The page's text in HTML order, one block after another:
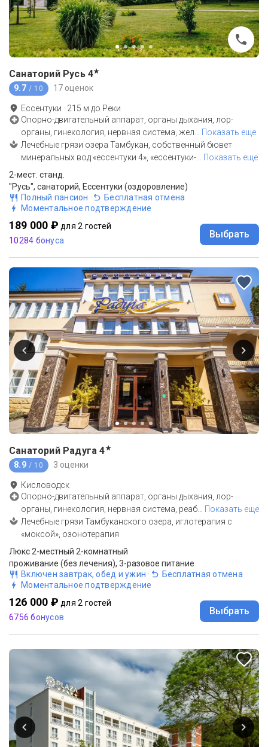
Санаторий Русь 4★
9.7 / 10 17 оценок
Ессентуки · 215 м до Реки
Опорно-двигательный аппарат, органы дыхания, лор-
органы, гинекология, нервная система, жел
Показать еще
Лечебные грязи озера Тамбукан, собственный бювет
минеральных вод «ессентуки 4», «ессентуки-
Показать еще
2-мест. станд.
"Русь", санаторий, Ессентуки (оздоровление)
Полный пансион ·
Бесплатная отмена
Моментальное подтверждение
189 000 ₽ для 2 гостей
10284 бонуса
Выбрать
Санаторий Радуга 4★
8.9 / 10 3 оценки
Кисловодск
Опорно-двигательный аппарат, органы дыхания, лор-
органы, гинекология, нервная система, реаб
Показать еще
Лечебные грязи Тамбуканского озера, иглотерапия с
«моксой», озонотерапия
Люкс 2-местный 2-комнатный
проживание (без лечения), 3-разовое питание
Включен завтрак, обед и ужин ·
Бесплатная отмена
Моментальное подтверждение
126 000 ₽ для 2 гостей
6756 бонусов
Выбрать